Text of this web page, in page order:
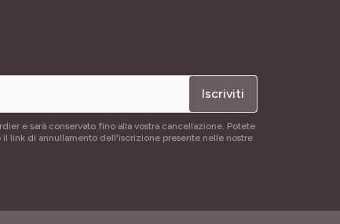
Iscriviti
e sarà conservato fino alla vostra cancellazione. Potete
link di annullamento dell'iscrizione presente nelle nostre